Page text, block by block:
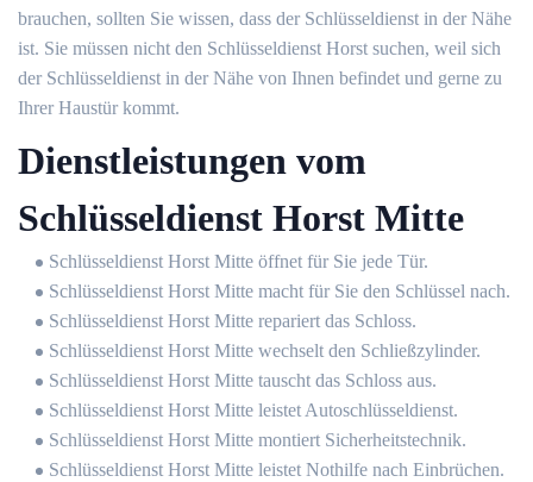
brauchen, sollten Sie wissen, dass der Schlüsseldienst in der Nähe
ist. Sie müssen nicht den Schlüsseldienst Horst suchen, weil sich
der Schlüsseldienst in der Nähe von Ihnen befindet und gerne zu
Ihrer Haustür kommt.
Dienstleistungen vom
Schlüsseldienst Horst Mitte
Schlüsseldienst Horst Mitte öffnet für Sie jede Tür.
Schlüsseldienst Horst Mitte macht für Sie den Schlüssel nach.
Schlüsseldienst Horst Mitte repariert das Schloss.
Schlüsseldienst Horst Mitte wechselt den Schließzylinder.
Schlüsseldienst Horst Mitte tauscht das Schloss aus.
Schlüsseldienst Horst Mitte leistet Autoschlüsseldienst.
Schlüsseldienst Horst Mitte montiert Sicherheitstechnik.
Schlüsseldienst Horst Mitte leistet Nothilfe nach Einbrüchen.